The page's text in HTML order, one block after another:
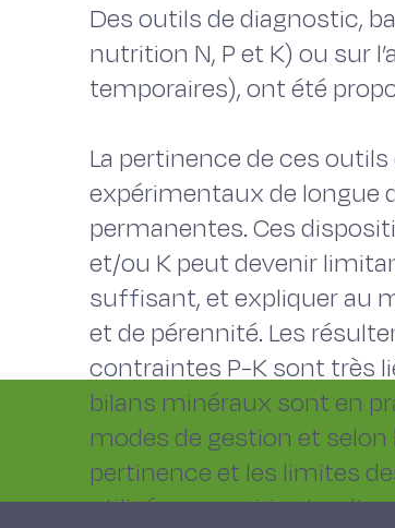
Des outils de diagnostic,
nutrition N, P et K) ou sur
temporaires), ont été
La pertinence de ces
expérimentaux de longue
permanentes. Ces
et/ou K peut devenir
suffisant, et expliquer au
et de pérennité. Les
contraintes P-K sont très
bilans minéraux sont en
modes de gestion et selon
pertinence et les limites
utilisés sur prairie et